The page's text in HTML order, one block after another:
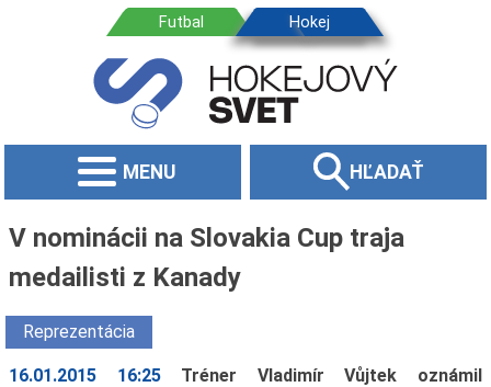
MENU HĽADAŤ
V nominácii na Slovakia Cup traja
medailisti z Kanady
Reprezentácia
16.01.2015 16:25
Tréner Vladimír Vůjtek oznámil